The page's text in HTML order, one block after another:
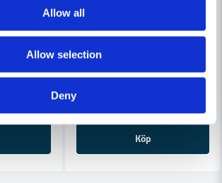
Allow all
Allow selection
Deny
L=10 F=11mm Cobolt Skivnotfräs L=10,
679 kr
633 kr
3-7 arbetsdagar
Köp